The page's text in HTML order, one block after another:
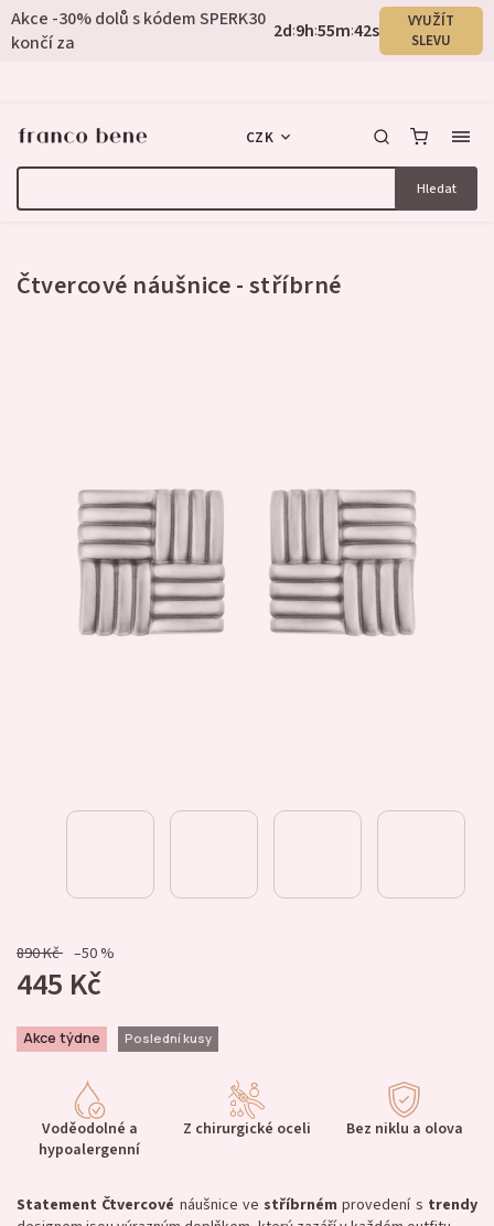
Akce -30% dolů s kódem SPERK30
končí za
2d:9h:55m:42s
VYUŽÍT
SLEVU
Hledat
CZK
Neohodnoceno
Čtvercové náušnice - stříbrné
890 Kč –50 %
445 Kč
Akce týdne Poslední kusy
Voděodolné a
hypoalergenní
Z chirurgické oceli Bez niklu a olova
Statement Čtvercové náušnice ve stříbrném provedení s trendy